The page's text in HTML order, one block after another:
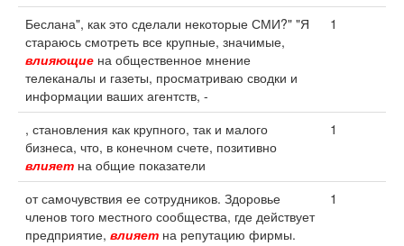
Беслана", как это сделали некоторые СМИ?" "Я
стараюсь смотреть все крупные, значимые,
влияющие на общественное мнение
телеканалы и газеты, просматриваю сводки и
информации ваших агентств, -
1
, становления как крупного, так и малого
бизнеса, что, в конечном счете, позитивно
влияет на общие показатели
1
от самочувствия ее сотрудников. Здоровье
членов того местного сообщества, где действует
предприятие, влияет на репутацию фирмы.
1